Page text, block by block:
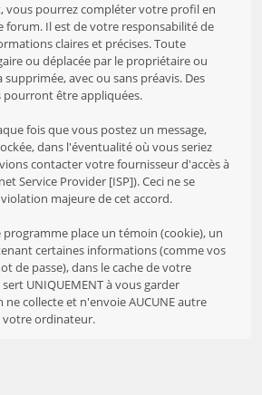
vous pourrez compléter votre profil en
forum. Il est de votre responsabilité de
claires et précises. Toute
ou déplacée par le propriétaire ou
avec ou sans préavis. Des
être appliquées.
fois que vous postez un message,
dans l'éventualité où vous seriez
contacter votre fournisseur d'accès à
Service Provider [ISP]). Ceci ne se
majeure de cet accord.
programme place un témoin (cookie), un
certaines informations (comme vos
de passe), dans le cache de votre
UNIQUEMENT à vous garder
collecte et n'envoie AUCUNE autre
ordinateur.